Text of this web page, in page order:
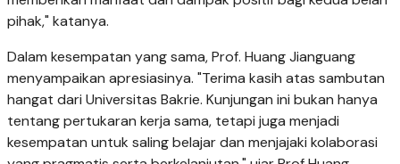
pihak," katanya.
Dalam kesempatan yang sama, Prof. Huang Jianguang
menyampaikan apresiasinya. "Terima kasih atas sambutan
hangat dari Universitas Bakrie. Kunjungan ini bukan hanya
tentang pertukaran kerja sama, tetapi juga menjadi
kesempatan untuk saling belajar dan menjajaki kolaborasi